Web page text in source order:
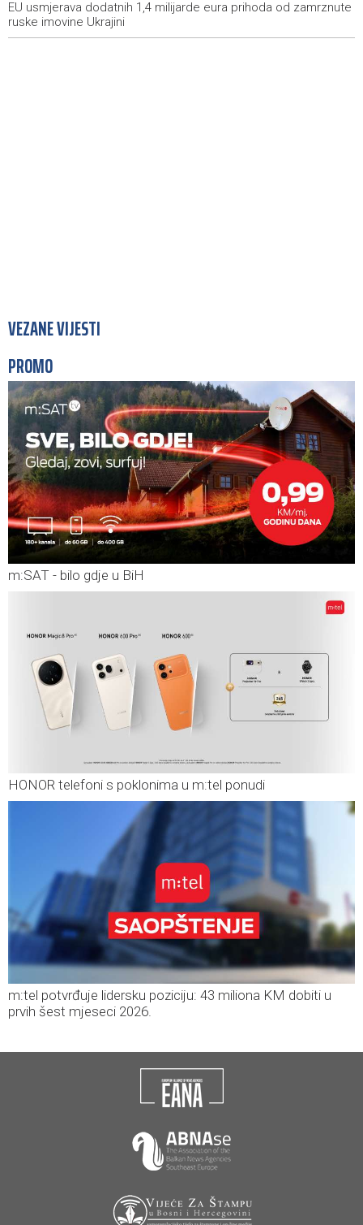
EU usmjerava dodatnih 1,4 milijarde eura prihoda od zamrznute
ruske imovine Ukrajini
VEZANE VIJESTI
PROMO
m:SAT - bilo gdje u BiH
HONOR telefoni s poklonima u m:tel ponudi
m:tel potvrđuje lidersku poziciju: 43 miliona KM dobiti u
prvih šest mjeseci 2026.